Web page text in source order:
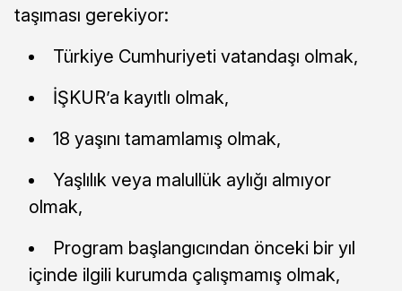
taşıması gerekiyor:
Türkiye Cumhuriyeti vatandaşı olmak,
İŞKUR’a kayıtlı olmak,
18 yaşını tamamlamış olmak,
Yaşlılık veya malullük aylığı almıyor
olmak,
Program başlangıcından önceki bir yıl
içinde ilgili kurumda çalışmamış olmak,